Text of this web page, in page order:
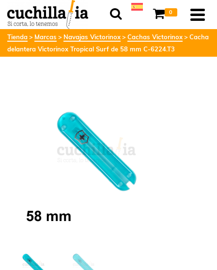
0
Tienda Marcas Navajas Victorinox Cachas Victorinox
Cacha
delantera Victorinox Tropical Surf de 58 mm C-6224.T3